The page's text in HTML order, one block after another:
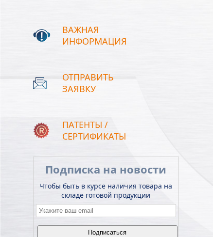
ВАЖНАЯ
ИНФОРМАЦИЯ
ОТПРАВИТЬ
ЗАЯВКУ
ПАТЕНТЫ /
СЕРТИФИКАТЫ
Подписка на новости
Чтобы быть в курсе наличия товара на
складе готовой продукции
Email*